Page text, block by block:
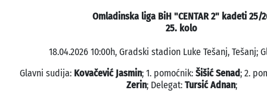
Omladinska liga BiH "CENTAR 2" kadeti 25/
25. kolo
18.04.2026 10:00h, Gradski stadion Luke Tešanj, Tešanj;
Glavni sudija: Kovačević Jasmin; 1. pomoćnik: Šišić Senad; 2.
Zerin; Delegat: Tursić Adnan;